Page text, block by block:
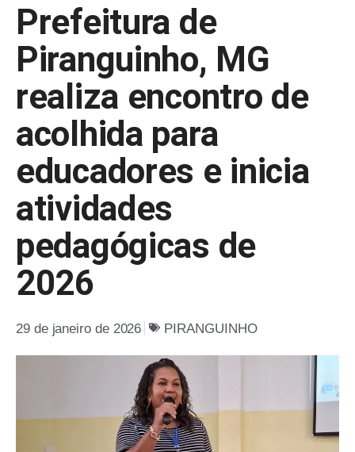
Prefeitura de
Piranguinho, MG
realiza encontro de
acolhida para
educadores e inicia
atividades
pedagógicas de
2026
29 de janeiro de 2026 PIRANGUINHO